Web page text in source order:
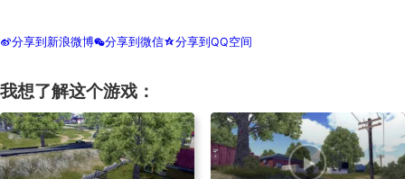
t分享到新浪微博w分享到微信z分享到QQ空间
我想了解这个游戏：